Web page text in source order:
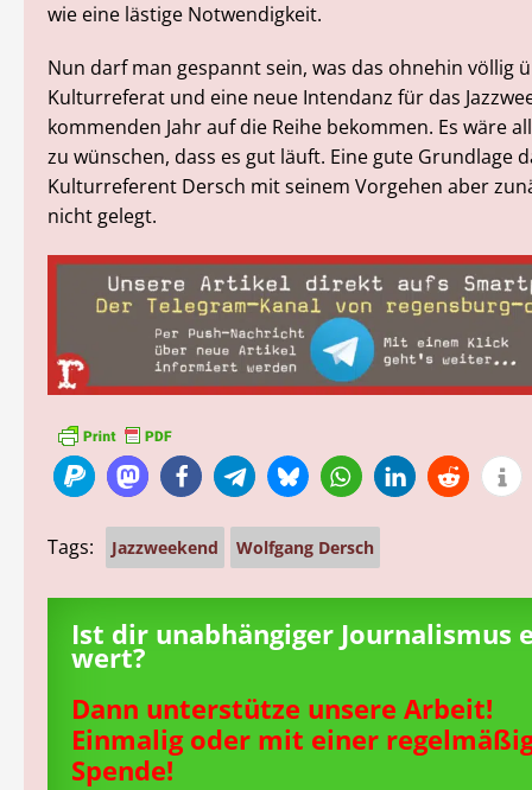
wie eine lästige Notwendigkeit.
Nun darf man gespannt sein, was das ohnehin völlig
Kulturreferat und eine neue Intendanz für das
kommenden Jahr auf die Reihe bekommen. Es wäre
zu wünschen, dass es gut läuft. Eine gute Grundlage
Kulturreferent Dersch mit seinem Vorgehen aber
nicht gelegt.
Tags: Jazzweekend Wolfgang Dersch
Ist dir unabhängiger Journalismus
wert?
Dann unterstütze unsere Arbeit!
Einmalig oder mit einer
Spende!